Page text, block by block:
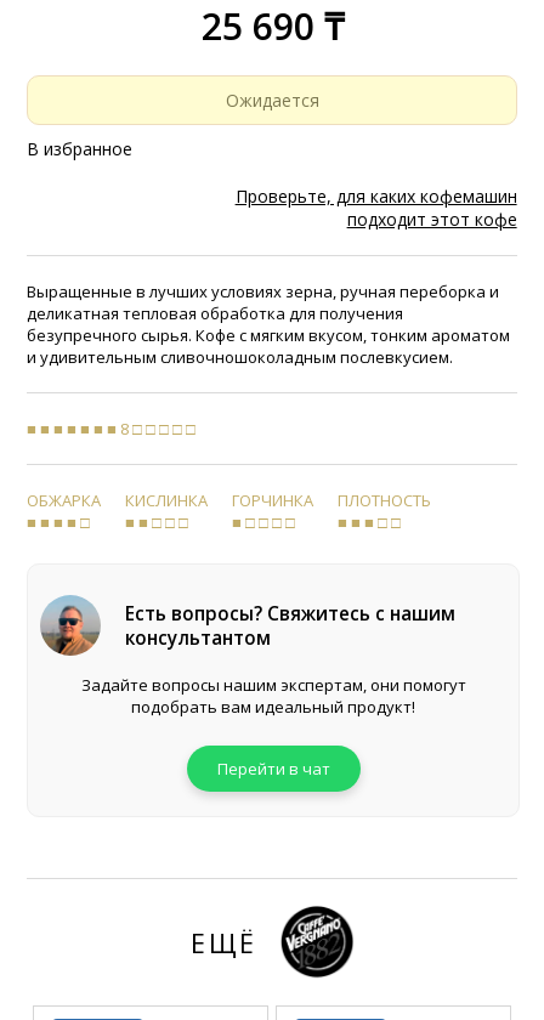
25 690 ₸
Ожидается
В избранное
Проверьте, для каких кофемашин
подходит этот кофе
Выращенные в лучших условиях зерна, ручная переборка и
деликатная тепловая обработка для получения
безупречного сырья. Кофе с мягким вкусом, тонким ароматом
и удивительным сливочношоколадным послевкусием.
■ ■ ■ ■ ■ ■ ■ 8 □ □ □ □ □
ОБЖАРКА
■ ■ ■ ■ □
КИСЛИНКА
■ ■ □ □ □
ГОРЧИНКА
■ □ □ □ □
ПЛОТНОСТЬ
■ ■ ■ □ □
Есть вопросы? Свяжитесь с нашим
консультантом
Задайте вопросы нашим экспертам, они помогут
подобрать вам идеальный продукт!
Перейти в чат
ЕЩЁ